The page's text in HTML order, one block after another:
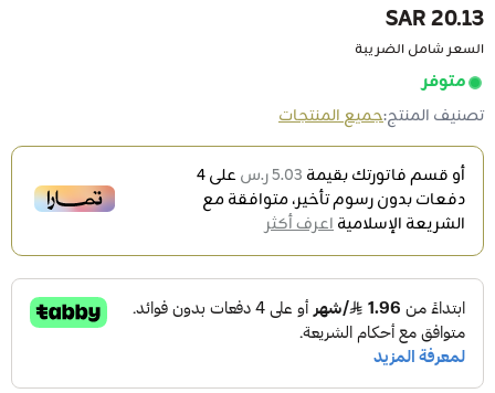
20.13 SAR
السعر شامل الضريبة
متوفر
تصنيف المنتج:جميع المنتجات
أو قسم فاتورتك بقيمة 5.03 ر.س على4
دفعات بدون رسوم تأخير، متوافقة مع
الشريعة الإسلاميةاعرف أكثر